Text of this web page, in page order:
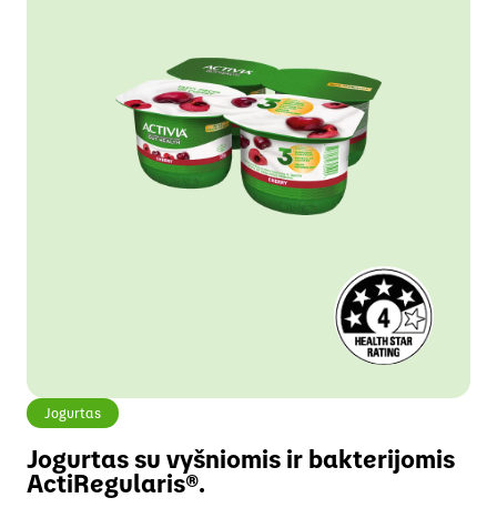
Jogurtas
Jogurtas su vyšniomis ir bakterijomis
ActiRegularis®.